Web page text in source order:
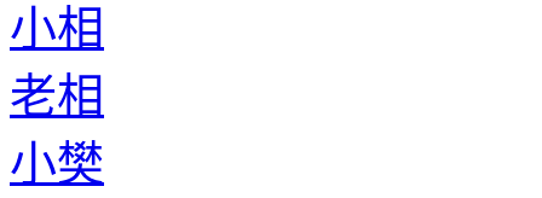
小相
老相
小樊